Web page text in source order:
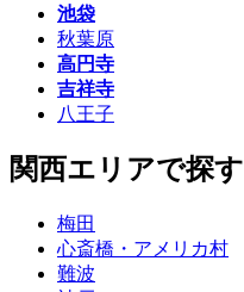
池袋
秋葉原
高円寺
吉祥寺
八王子
関西エリアで探す
梅田
心斎橋・アメリカ村
難波